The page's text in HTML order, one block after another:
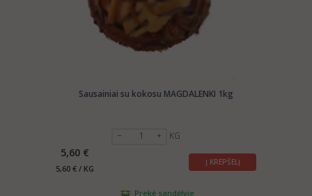
Sausainiai su kokosu MAGDALENKI 1kg
KG
5,60 €
5,60 € / KG
Į KREPŠELĮ
Prekė sandėlyje